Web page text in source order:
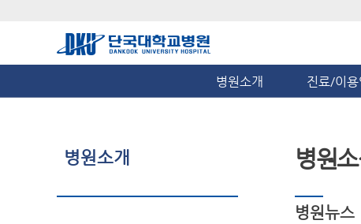
병원소개 진료/이용
병원소개 병원
병원뉴스